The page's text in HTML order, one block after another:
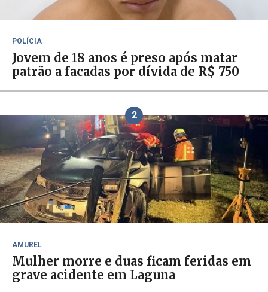
POLÍCIA
Jovem de 18 anos é preso após matar
patrão a facadas por dívida de R$ 750
2
AMUREL
Mulher morre e duas ficam feridas em
grave acidente em Laguna